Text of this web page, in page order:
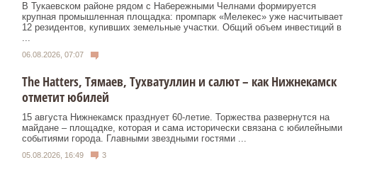
В Тукаевском районе рядом с Набережными Челнами формируется
крупная промышленная площадка: промпарк «Мелекес» уже насчитывает
12 резидентов, купивших земельные участки. Общий объем инвестиций в
...
06.08.2026, 07:07
Тhe Нatters, Тямаев, Тухватуллин и салют – как Нижнекамск
отметит юбилей
15 августа Нижнекамск празднует 60‑летие. Торжества развернутся на
майдане – площадке, которая и сама исторически связана с юбилейными
событиями города. Главными звездными гостями ...
05.08.2026, 16:49 3